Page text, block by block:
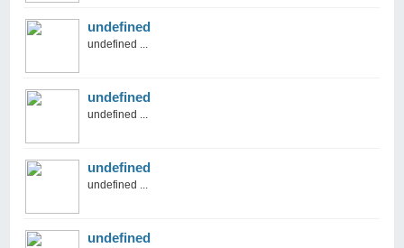
undefined
undefined ...
undefined
undefined ...
undefined
undefined ...
undefined